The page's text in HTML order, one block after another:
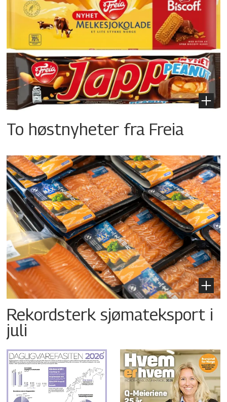
To høstnyheter fra Freia
Rekordsterk sjømateksport i
juli